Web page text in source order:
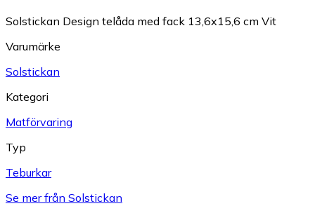
Solstickan Design telåda med fack 13,6x15,6 cm Vit
Varumärke
Solstickan
Kategori
Matförvaring
Typ
Teburkar
Se mer från Solstickan